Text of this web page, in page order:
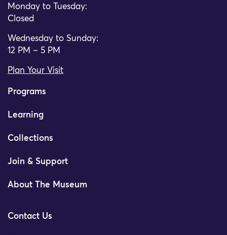
Monday to Tuesday:
Closed
Wednesday to Sunday:
12 PM – 5 PM
Plan Your Visit
Programs
Learning
Collections
Join & Support
About The Museum
Contact Us